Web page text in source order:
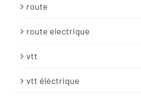
route
route electrique
vtt
vtt élèctrique